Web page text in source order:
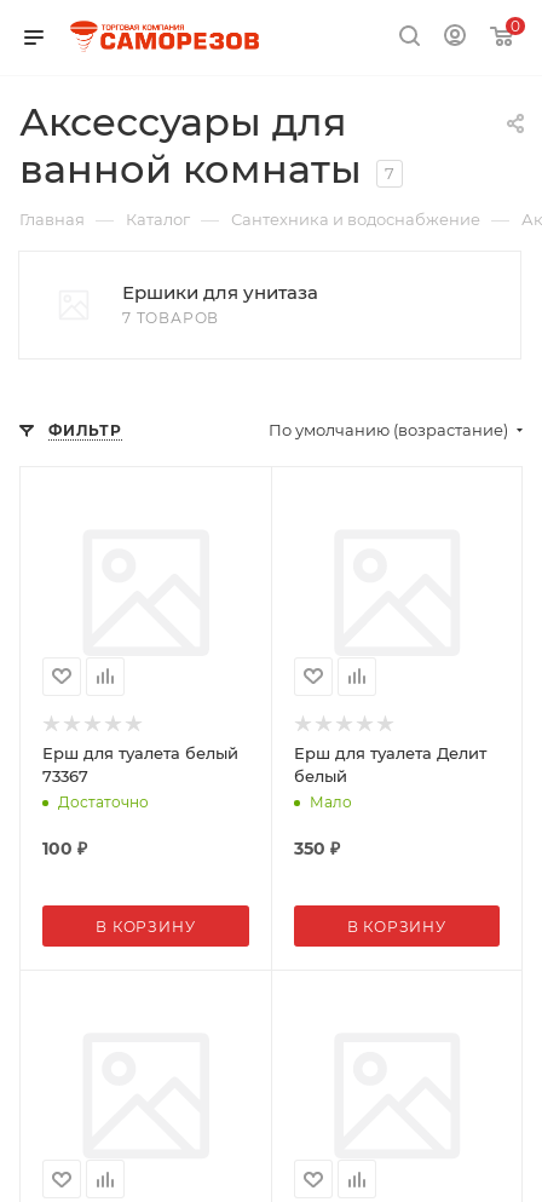
0
Аксессуары для
ванной комнаты
7
Главная — Каталог — Сантехника и водоснабжение —
Ершики для унитаза
7 ТОВАРОВ
ФИЛЬТР По умолчанию (возрастание)
Ерш для туалета белый
73367
Достаточно
100 ₽
В КОРЗИНУ
Ерш для туалета Делит
белый
Мало
350 ₽
В КОРЗИНУ